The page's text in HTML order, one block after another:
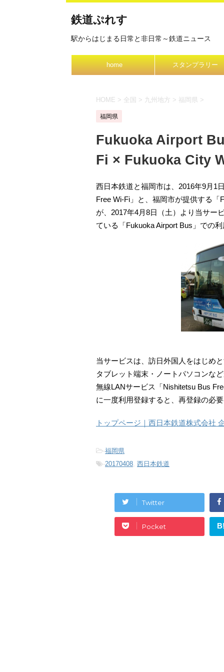
鉄道ぷれす
駅からはじまる日常と非日常～鉄道ニュース
home スタンプラリー
HOME > 全国 > 九州地方 > 福岡県 >
福岡県
Fukuoka Airport
Fi × Fukuoka City
西日本鉄道と福岡市は、2016年9月1
Free Wi-Fi」と、福岡市が提供する
が、2017年4月8日（土）より当サー
ている「Fukuoka Airport Bus」での
当サービスは、訪日外国人をはじめ
タブレット端末・ノートパソコンな
無線LANサービス「Nishitetsu Bus
に一度利用登録すると、再登録の必
トップページ｜西日本鉄道株式会社
-福岡県
-20170408, 西日本鉄道
Twitter
Pocket